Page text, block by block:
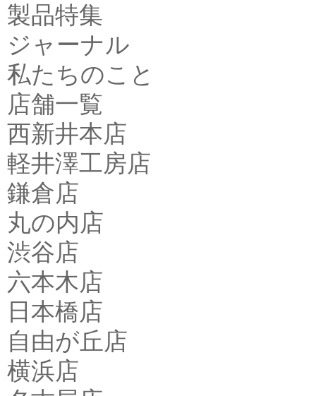
製品特集
ジャーナル
私たちのこと
店舗一覧
西新井本店
軽井澤工房店
鎌倉店
丸の内店
渋谷店
六本木店
日本橋店
自由が丘店
横浜店